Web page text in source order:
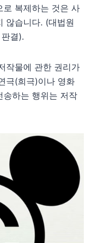
로 복제하는 것은 사
않습니다. (대법원
결).
작물에 관한 권리가
극(희극)이나 영화
송하는 행위는 저작